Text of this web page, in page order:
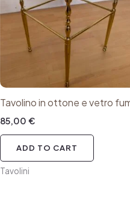
Tavolino in ottone e vetro
85,00 €
ADD TO CART
Tavolini